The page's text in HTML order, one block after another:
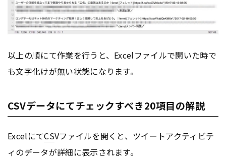
以上の順にて作業を行うと、Excelファイルで開いた時で
も文字化けが無い状態になります。
CSVデータにてチェックすべき20項目の解説
ExcelにてCSVファイルを開くと、ツイートアクティビテ
ィのデータが詳細に表示されます。